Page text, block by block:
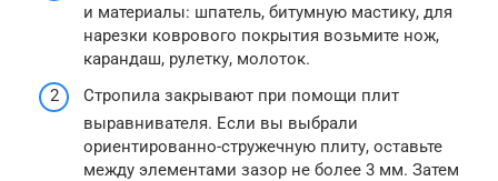
и материалы: шпатель, битумную мастику, для
нарезки коврового покрытия возьмите нож,
карандаш, рулетку, молоток.
Стропила закрывают при помощи плит
выравнивателя. Если вы выбрали
ориентированно-стружечную плиту, оставьте
между элементами зазор не более 3 мм. Затем